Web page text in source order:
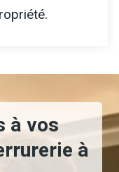
à vos
à